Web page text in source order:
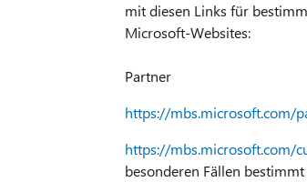
mit diesen Links für
Microsoft-Websites:
Partner
https://mbs.microsoft.com/
https://mbs.microsoft.com/
besonderen Fällen